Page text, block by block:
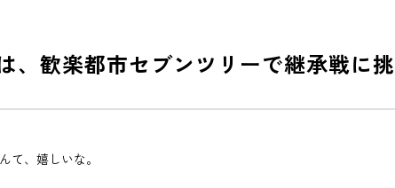
、歓楽都市セブンツリーで継承戦に
、嬉しいな。